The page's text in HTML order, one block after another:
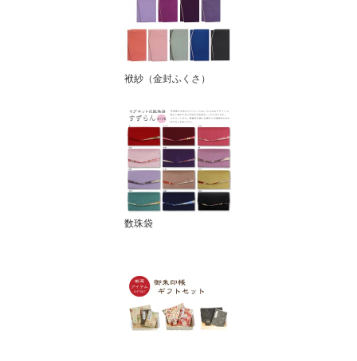
袱紗（金封ふくさ）
数珠袋